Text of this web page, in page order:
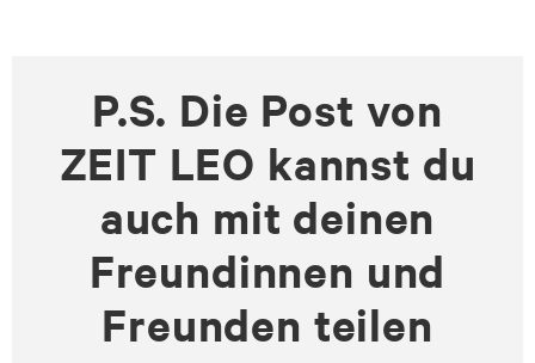
P.S. Die Post von
ZEIT LEO kannst du
auch mit deinen
Freundinnen und
Freunden teilen